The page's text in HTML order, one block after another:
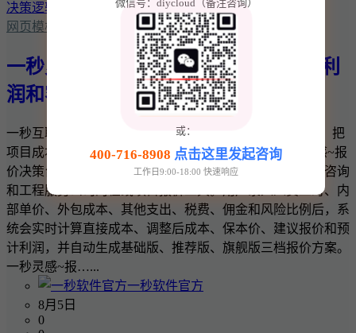
网页模板
一秒灵感~报价决策台：把项目成本、利
润和客户报价放进同一套决策逻辑
一秒互联 · 一秒灵感实用商业工具 一秒灵感~报价决策台：把
项目成本、利润和客户报价放进同一套决策逻辑 一秒灵感~报
价决策台是一款面向网站建设、软件开发、设计、广告、咨询
和工程服务公司的在线项目报价工具。用户录入人员工时、内
部单价、外包成本、其他支出、税费、佣金和风险比例后，系
统会实时计算直接成本、调整后成本、保本价、建议报价和预
计利润，并自动生成基础版、推荐版、旗舰版三档报价方案。
一秒灵感~报…...
一秒软件官方
8月5日
0
微信号：diycloud（备注咨询）
或：
400-716-8908 点击这里发起咨询
工作日9:00-18:00 快速响应